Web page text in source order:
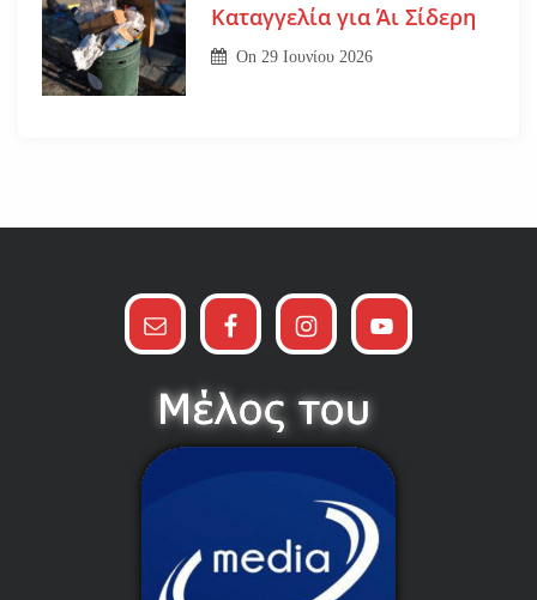
Καταγγελία για Άι Σίδερη
On 29 Ιουνίου 2026